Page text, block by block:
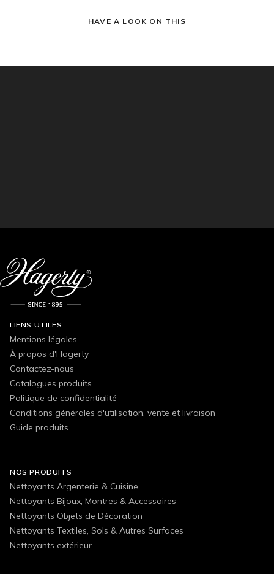
HAVE A LOOK ON THIS
LIENS UTILES
Mentions légales
À propos d'Hagerty
Contactez-nous
Catalogues produits
Politique de confidentialité
Conditions générales d'utilisation, vente et livraison
Guide produits
NOS PRODUITS
Nettoyants Argenterie & Cuisine
Nettoyants Bijoux, Montres & Accessoires
Nettoyants Objets de Décoration
Nettoyants Textiles, Sols & Autres Surfaces
Nettoyants extérieur